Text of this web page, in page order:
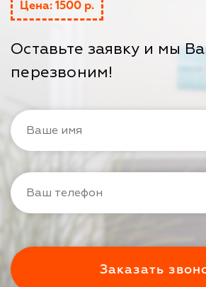
Цена: 1500 р.
Оставьте заявку и мы
перезвоним!